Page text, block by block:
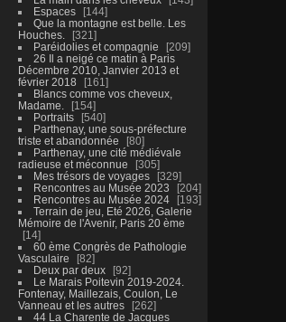
Espaces
144
Que la montagne est belle. Les
Houches.
321
Paréidolies et compagnie
209
26 Il a neigé ce matin à Paris
Décembre 2010, Janvier 2013 et
février 2018
161
Blancs comme vos cheveux,
Madame.
154
Portraits
540
Parthenay, une sous-préfecture
triste et abandonnée
80
Parthenay, une cité médiévale
radieuse et méconnue
305
Mes trésors de voyages
329
Rencontres au Musée 2023
204
Rencontres au Musée 2024
193
Terrain de jeu, Eté 2026, Galerie
Mémoire de l'Avenir, Paris 20 ème
14
60 ème Congrès de Pathologie
Vasculaire
82
Deux par deux
92
Le Marais Poitevin 2019-2024.
Fontenay, Maillezais, Coulon, Le
Vanneau et les autres
262
44 La Charente de Jacques